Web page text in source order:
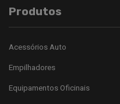
Produtos
Acessórios Auto
Empilhadores
Equipamentos Oficinais